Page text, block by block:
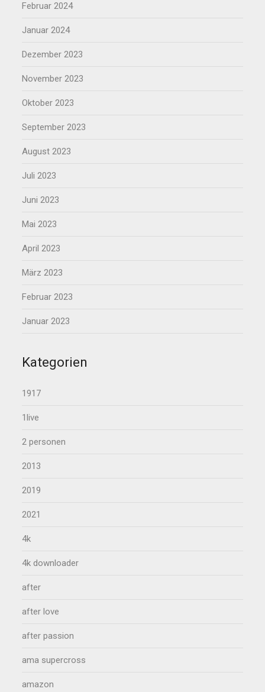
Februar 2024
Januar 2024
Dezember 2023
November 2023
Oktober 2023
September 2023
August 2023
Juli 2023
Juni 2023
Mai 2023
April 2023
März 2023
Februar 2023
Januar 2023
Kategorien
1917
1live
2 personen
2013
2019
2021
4k
4k downloader
after
after love
after passion
ama supercross
amazon